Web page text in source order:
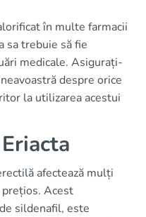
în multe farmacii
sa trebuie să fie
medicale. Asigurați-
despre orice
la utilizarea acestui
afectează mulți
prețios. Acest
sildenafil, este